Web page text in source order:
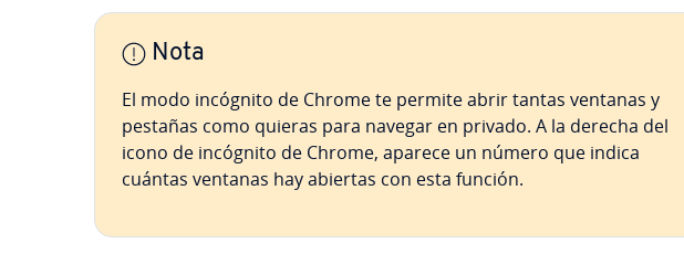
Nota
El modo incógnito de Chrome te permite abrir tantas ventanas y
pestañas como quieras para navegar en privado. A la derecha del
icono de incógnito de Chrome, aparece un número que indica
cuántas ventanas hay abiertas con esta función.